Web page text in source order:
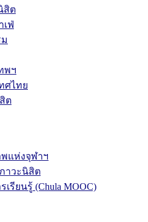
สิต
ฟ่
พฯ
ศไทย
ต
แห่งจุฬาฯ
าวะนิสิต
รียนรู้ (Chula MOOC)